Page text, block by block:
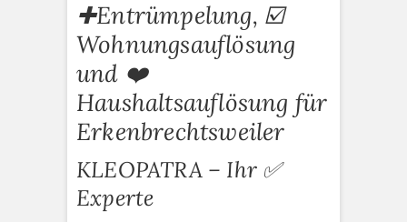
✚Entrümpelung, ☑️
Wohnungsauflösung
und ❤️
Haushaltsauflösung für
Erkenbrechtsweiler
KLEOPATRA – Ihr ✅
Experte